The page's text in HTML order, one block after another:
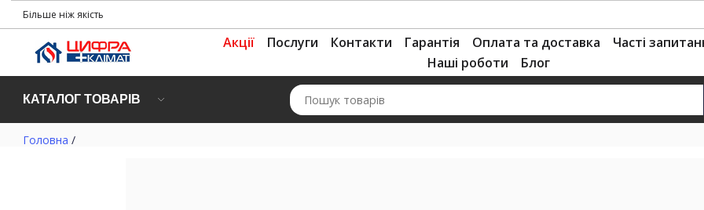
Більше ніж якість
Акції Послуги Контакти Гарантія Оплата та доставка
Часті
Наші роботи
Блог
КАТАЛОГ ТОВАРІВ
Головна /